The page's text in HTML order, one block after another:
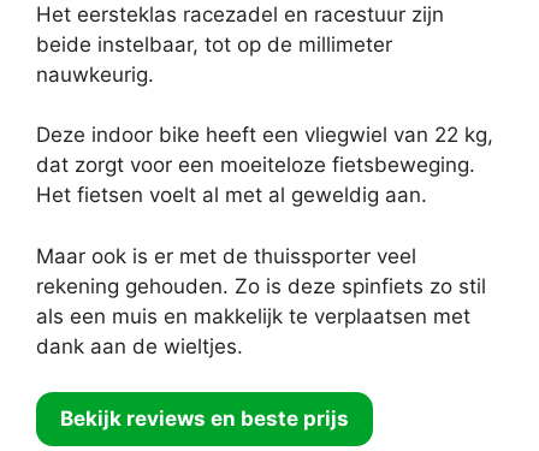
Het eersteklas racezadel en racestuur zijn
beide instelbaar, tot op de millimeter
nauwkeurig.
Deze indoor bike heeft een vliegwiel van 22 kg,
dat zorgt voor een moeiteloze fietsbeweging.
Het fietsen voelt al met al geweldig aan.
Maar ook is er met de thuissporter veel
rekening gehouden. Zo is deze spinfiets zo stil
als een muis en makkelijk te verplaatsen met
dank aan de wieltjes.
Bekijk reviews en beste prijs